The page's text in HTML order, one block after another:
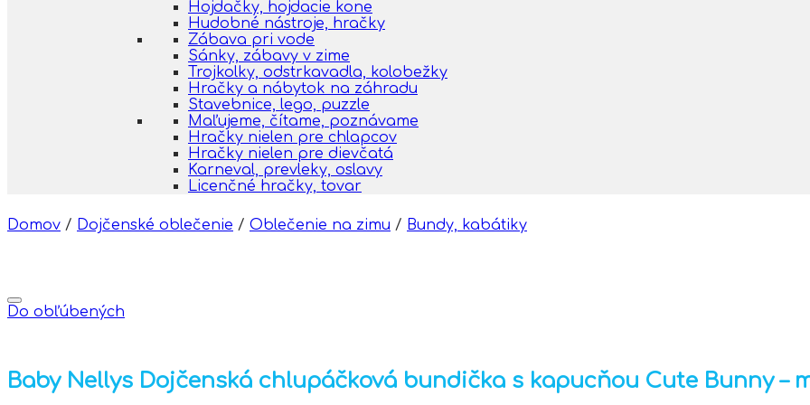
Hojdačky, hojdacie kone
Hudobné nástroje, hračky
Zábava pri vode
Sánky, zábavy v zime
Trojkolky, odstrkavadla, kolobežky
Hračky a nábytok na záhradu
Stavebnice, lego, puzzle
Maľujeme, čítame, poznávame
Hračky nielen pre chlapcov
Hračky nielen pre dievčatá
Karneval, prevleky, oslavy
Licenčné hračky, tovar
Domov / Dojčenské oblečenie / Oblečenie na zimu / Bundy, kabátiky
Do obľúbených
Baby Nellys Dojčenská chlupáčková bundička s kapucňou Cute Bunny –